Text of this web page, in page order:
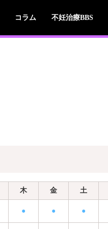
コラム 不妊治療BBS
木 金 土
● ● ●